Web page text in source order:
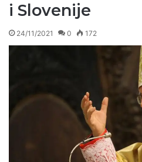
i Slovenije
24/11/2021 0 172